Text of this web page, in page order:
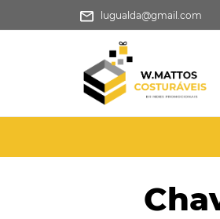
lugualda@gmail.com